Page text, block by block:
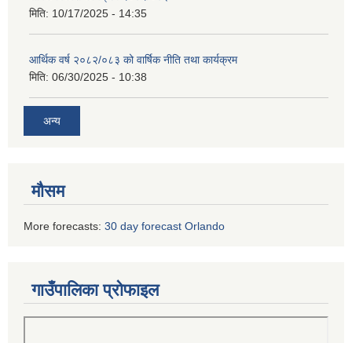
मिति: 10/17/2025 - 14:35
आर्थिक वर्ष २०८२/०८३ को वार्षिक नीति तथा कार्यक्रम
मिति: 06/30/2025 - 10:38
अन्य
मौसम
More forecasts: 30 day forecast Orlando
गाउँपालिका प्रोफाइल